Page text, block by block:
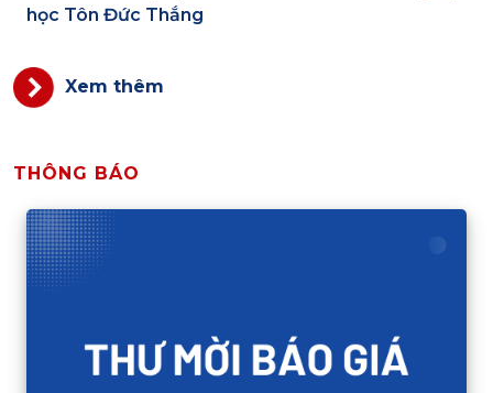
học Tôn Đức Thắng
Xem thêm
THÔNG BÁO